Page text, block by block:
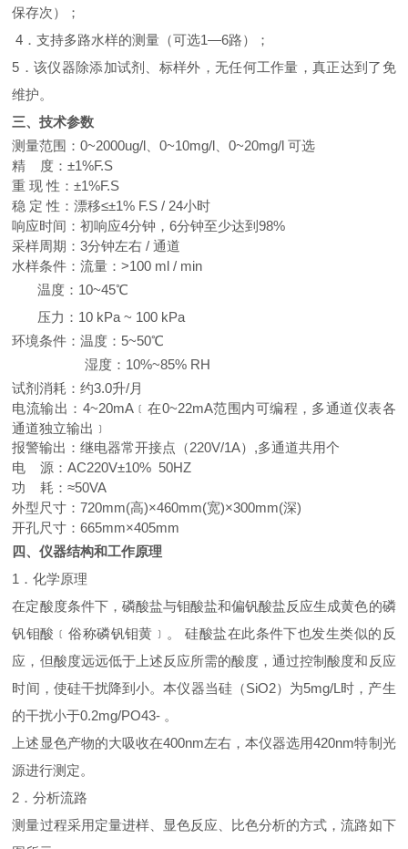
保存次）；
4．支持多路水样的测量（可选1—6路）；
5．该仪器除添加试剂、标样外，无任何工作量，真正达到了免
维护。
三、技术参数
测量范围：0~2000ug/l 、0~10mg/l 、0~20mg/l可选
精 度：±1%F.S
重 现 性：±1%F.S
稳 定 性：漂移≤±1% F.S / 24小时
响应时间：初响应4分钟，6分钟至少达到98%
采样周期：3分钟左右 / 通道
水样条件：流量：>100 ml / min
温度：10~45℃
压力：10 kPa ~ 100 kPa
环境条件：温度：5~50℃
湿度：10%~85% RH
试剂消耗：约3.0升/月
电流输出：4~20mA﹝在0~22mA范围内可编程，多通道仪表各
通道独立输出﹞
报警输出：继电器常开接点（220V/1A）,多通道共用个
电 源：AC220V±10% 50HZ
功 耗：≈50VA
外型尺寸：720mm(高)×460mm(宽)×300mm(深)
开孔尺寸：665mm×405mm
四、仪器结构和工作原理
1．化学原理
在定酸度条件下，磷酸盐与钼酸盐和偏钒酸盐反应生成黄色的磷
钒钼酸﹝俗称磷钒钼黄﹞。
硅酸盐在此条件下也发生类似的反
应，但酸度远远低于上述反应所需的酸度，通过控制酸度和反应
时间，使硅干扰降到小。本仪器当硅（SiO2）为5mg/L时，产生
的干扰小于0.2mg/PO43- 。
上述显色产物的大吸收在400nm左右，本仪器选用420nm特制光
源进行测定。
2．分析流路
测量过程采用定量进样、显色反应、比色分析的方式，流路如下